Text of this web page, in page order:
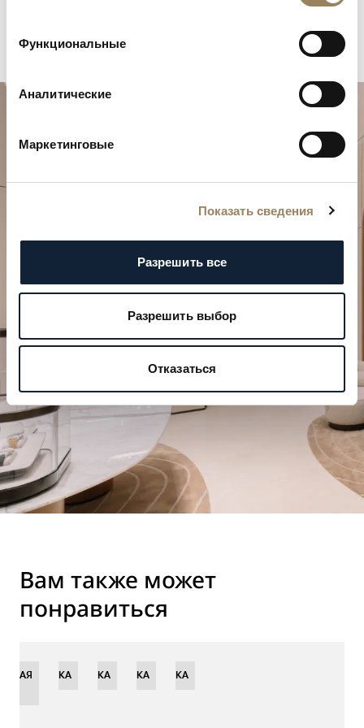
Функциональные
Аналитические
Маркетинговые
Показать сведения
Разрешить все
Разрешить выбор
Отказаться
Спланируйте свой особенный
момент
Откройте для себя наши часовые творения в
Вам также может
понравиться
НОВИНКАНОВИНКАНОВИНКАНОВИНКА